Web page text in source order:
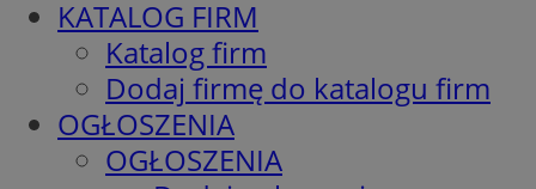
KATALOG FIRM
Katalog firm
Dodaj firmę do katalogu firm
OGŁOSZENIA
OGŁOSZENIA